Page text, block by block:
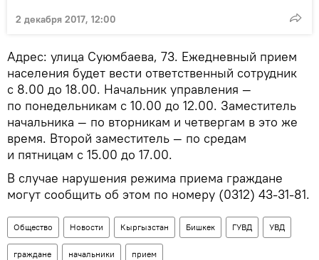
2 декабря 2017, 12:00
Адрес: улица Суюмбаева, 73. Ежедневный прием
населения будет вести ответственный сотрудник
с 8.00 до 18.00. Начальник управления —
по понедельникам с 10.00 до 12.00. Заместитель
начальника — по вторникам и четвергам в это же
время. Второй заместитель — по средам
и пятницам с 15.00 до 17.00.
В случае нарушения режима приема граждане
могут сообщить об этом по номеру (0312) 43-31-81.
Общество Новости Кыргызстан Бишкек ГУВД УВД
граждане начальники прием